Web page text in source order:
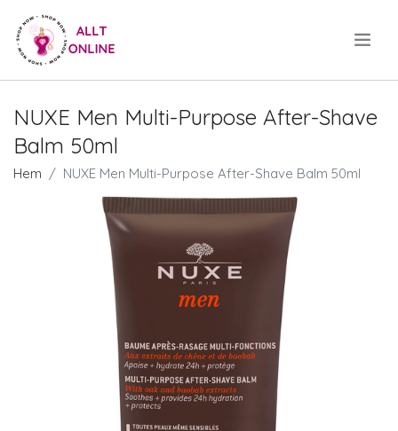
NUXE Men Multi-Purpose After-Shave
Balm 50ml
Hem NUXE Men Multi-Purpose After-Shave Balm 50ml